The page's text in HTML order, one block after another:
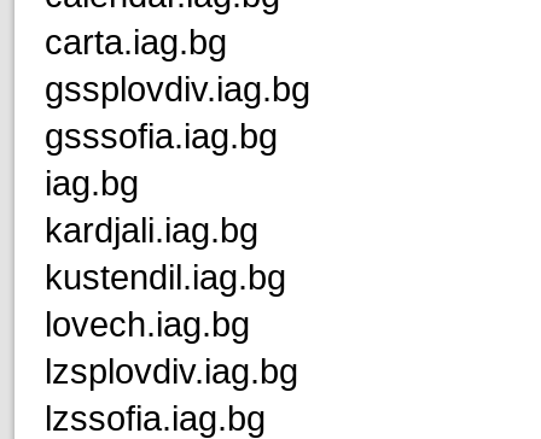
carta.iag.bg
gssplovdiv.iag.bg
gsssofia.iag.bg
iag.bg
kardjali.iag.bg
kustendil.iag.bg
lovech.iag.bg
lzsplovdiv.iag.bg
lzssofia.iag.bg